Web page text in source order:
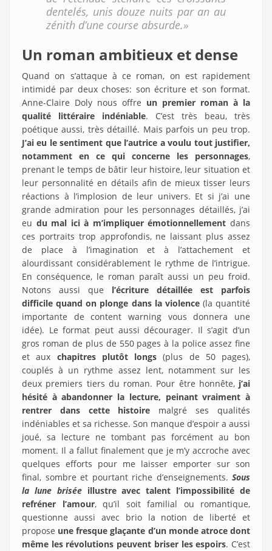
dentelés, unis douze nuits par an au
zénith d’une course absurde.»
Un roman ambitieux et dense
Quand on s’attaque à ce roman, on est rapidement
intimidé par deux choses: son écriture et son format.
Anne-Claire Doly nous offre un premier roman à la
qualité littéraire indéniable. C’est très beau, très
poétique aussi, très détaillé. Mais parfois un peu trop.
J’ai eu le sentiment que l’autrice a voulu tout justifier,
notamment en ce qui concerne les personnages,
prenant le temps de bâtir leur histoire, leur situation et
leur personnalité en détails afin de mieux tisser leurs
réactions à l’implosion de leur univers. Et si j’ai une
grande admiration pour les personnages détaillés, j’ai
eu du mal ici à m’impliquer émotionnellementdans
ces portraits trop approfondis, ne laissant plus assez
de place à l’imagination et à l’attachement et
alourdissant considérablement le rythme de l’intrigue.
En conséquence, le roman paraît aussi un peu froid.
Notons aussi que l’écriture détaillée est parfois
difficile quand on plonge dans la violence(la quantité
importante de content warning vous donnera une
idée). Le format peut aussi décourager. Il s’agit d’un
gros roman de plus de 550 pages à la police assez fine
et aux chapitres plutôt longs(plus de 50 pages),
couplés à un rythme assez lent, notamment sur les
deux premiers tiers du roman. Pour être honnête, j’ai
hésité à abandonner la lecture, peinant vraiment à
rentrer dans cette histoire malgré ses qualités
indéniables et sa richesse. Son manque d’espoir a aussi
joué, sa lecture ne tombant pas forcément au bon
moment. Il a fallut finalement que je m’y accroche avec
quelques efforts pour me laisser emporter sur son
final, sombre et pourtant riche d’enseignements. Sous
la lune briséeillustre avec talent l’impossibilité de
refréner l’amour, qu’il soit familial ou romantique,
questionne aussi avec brio la notion de liberté et
propose une fresque glaçante d’un monde atroce dont
même les révolutions peuvent briser les espoirs. C’est